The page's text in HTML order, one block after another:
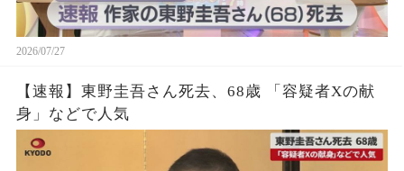
2026/07/27
【速報】東野圭吾さん死去、68歳 「容疑者Xの献
身」などで人気